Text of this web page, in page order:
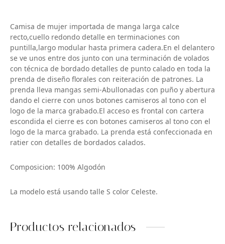
Camisa de mujer importada de manga larga calce
recto,cuello redondo detalle en terminaciones con
puntilla,largo modular hasta primera cadera.En el delantero
se ve unos entre dos junto con una terminación de volados
con técnica de bordado detalles de punto calado en toda la
prenda de diseño florales con reiteración de patrones. La
prenda lleva mangas semi-Abullonadas con puño y abertura
dando el cierre con unos botones camiseros al tono con el
logo de la marca grabado.El acceso es frontal con cartera
escondida el cierre es con botones camiseros al tono con el
logo de la marca grabado. La prenda está confeccionada en
ratier con detalles de bordados calados.
Composicion: 100% Algodón
La modelo está usando talle S color Celeste.
Productos relacionados